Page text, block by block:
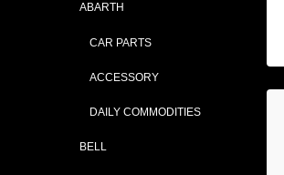
ABARTH
CAR PARTS
ACCESSORY
DAILY COMMODITIES
BELL